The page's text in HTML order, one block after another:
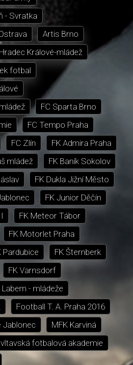
- Svratka
Artis Brno
Králové-mládež
fotbal
FC Sparta Brno
FC Tempo Praha
FC Zlín
FK Admira Praha
mládež
FK Baník Sokolov
FK Dukla Jižní Město
FK Junior Děčín
FK Meteor Tábor
FK Motorlet Praha
Pardubice
FK Šternberk
FK Varnsdorf
Labem - mládeže
Football T. A. Praha 2016
Jablonec
MFK Karviná
fotbalová akademie